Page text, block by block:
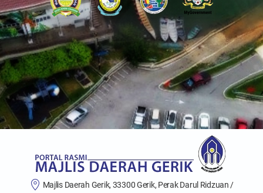
Majlis Daerah Gerik, 33300 Gerik, Perak Darul Ridzuan /